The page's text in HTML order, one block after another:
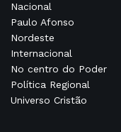
Nacional
Paulo Afonso
Nordeste
Internacional
No centro do Poder
Política Regional
Universo Cristão